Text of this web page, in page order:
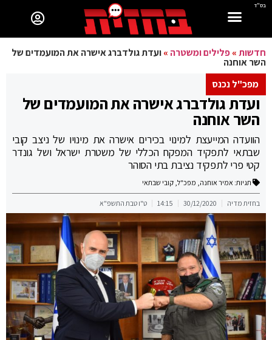
בס"ד
חדשות»פלילים ומשטרה »ועדת גולדברג אישרה את המועמדים של
השר אוחנה
מפכ"ל נכנס
ועדת גולדברג אישרה את המועמדים של
השר אוחנה
הוועדה המייעצת למינוי בכירים אישרה את מינויו של ניצב קובי
שבתאי לתפקיד המפקח הכללי של משטרת ישראל ושל גונדר
קטי פרי לתפקיד נציבת בתי הסוהר
תגיות: אמיר אוחנה, מפכ"ל, קובי שבתאי
בחזית מדיה 30/12/2020
14:15 ט"ו טבת התשפ"א